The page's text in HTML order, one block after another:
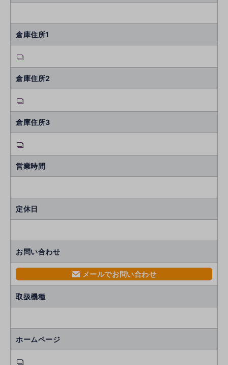
倉庫住所1
倉庫住所2
倉庫住所3
営業時間
定休日
お問い合わせ
mail メールでお問い合わせ
取扱機種
ホームページ